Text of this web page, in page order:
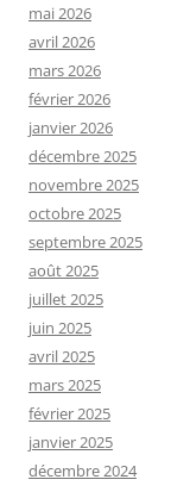
mai 2026
avril 2026
mars 2026
février 2026
janvier 2026
décembre 2025
novembre 2025
octobre 2025
septembre 2025
août 2025
juillet 2025
juin 2025
avril 2025
mars 2025
février 2025
janvier 2025
décembre 2024